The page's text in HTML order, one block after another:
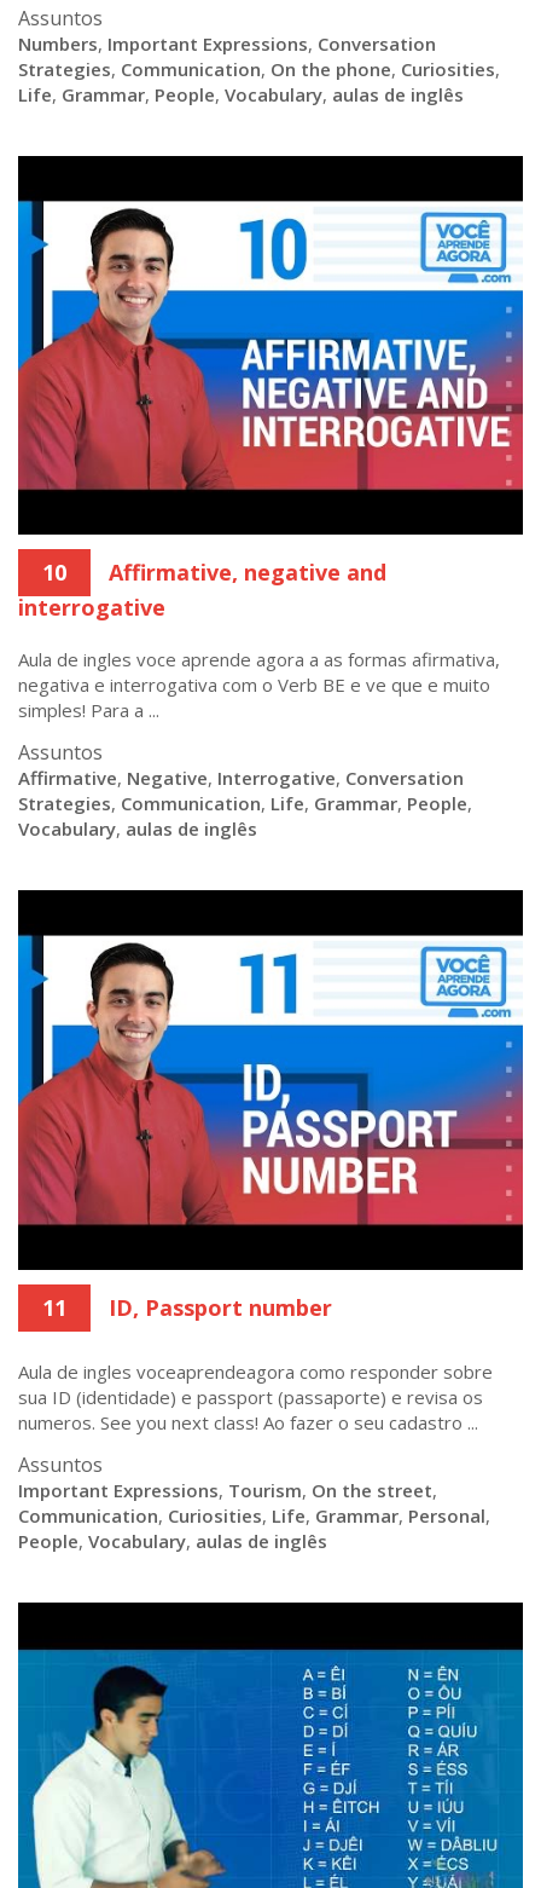
Assuntos
Numbers, Important Expressions, Conversation
Strategies, Communication, On the phone, Curiosities,
Life, Grammar, People, Vocabulary, aulas de inglês
10
Affirmative, negative and
interrogative
Aula de ingles voce aprende agora a as formas afirmativa,
negativa e interrogativa com o Verb BE e ve que e muito
simples! Para a ...
Assuntos
Affirmative, Negative, Interrogative, Conversation
Strategies, Communication, Life, Grammar, People,
Vocabulary, aulas de inglês
11 ID, Passport number
Aula de ingles voceaprendeagora como responder sobre
sua ID (identidade) e passport (passaporte) e revisa os
numeros. See you next class! Ao fazer o seu cadastro ...
Assuntos
Important Expressions, Tourism, On the street,
Communication, Curiosities, Life, Grammar, Personal,
People, Vocabulary, aulas de inglês